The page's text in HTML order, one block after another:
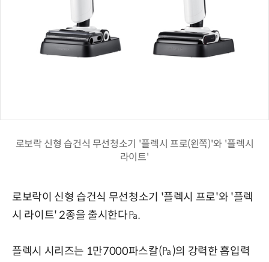
로보락 신형 습건식 무선청소기 '플렉시 프로(왼쪽)'와 '플렉시
라이트'
로보락이 신형 습건식 무선청소기 '플렉시 프로'와 '플렉
시 라이트' 2종을 출시한다㎩.
플렉시 시리즈는 1만7000파스칼(㎩)의 강력한 흡입력